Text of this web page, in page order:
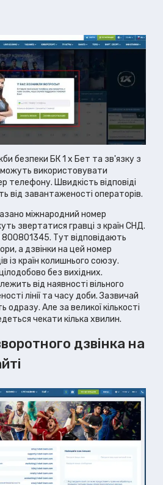
безпеки БК 1 х Бет та зв'язку з
використовувати
телефону. Швидкість відповіді
від завантаженості операторів.
міжнародний номер
звертатися гравці з країн СНД.
800801345. Тут відповідають
а дзвінки на цей номер
із країн колишнього союзу.
без вихідних.
від наявності вільного
лінії та часу доби. Зазвичай
одразу. Але за великої кількості
чекати кілька хвилин.
дзвінка на